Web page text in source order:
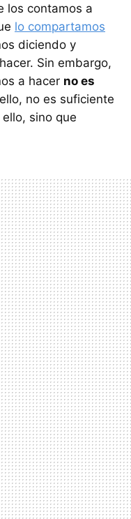
los contamos a
lo compartamos
diciendo y
Sin embargo,
a hacer no es
no es suficiente
sino que